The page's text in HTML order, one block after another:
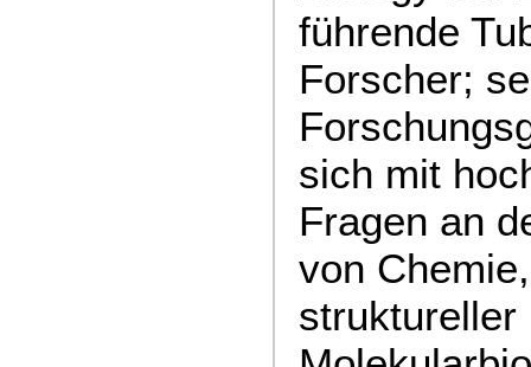
führende
Forscher;
sich mit
Fragen an
von
struktureller